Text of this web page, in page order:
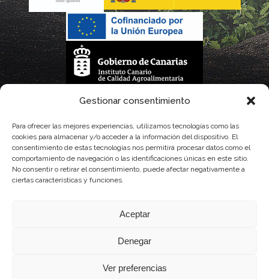
Gestionar consentimiento
Para ofrecer las mejores experiencias, utilizamos tecnologías como las
cookies para almacenar y/o acceder a la información del dispositivo. El
consentimiento de estas tecnologías nos permitirá procesar datos como el
comportamiento de navegación o las identificaciones únicas en este sitio.
No consentir o retirar el consentimiento, puede afectar negativamente a
ciertas características y funciones.
Aceptar
Denegar
Ver preferencias
La gestión de la DOP Lanzarote realizada por este Consejo Regulador es financiada,
con fondos provenientes del presupuesto de gastos del Instituto Canario de
Calidad Agroalimentaria